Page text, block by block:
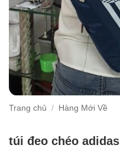
Trang chủ / Hàng Mới Về
túi đeo chéo adidas